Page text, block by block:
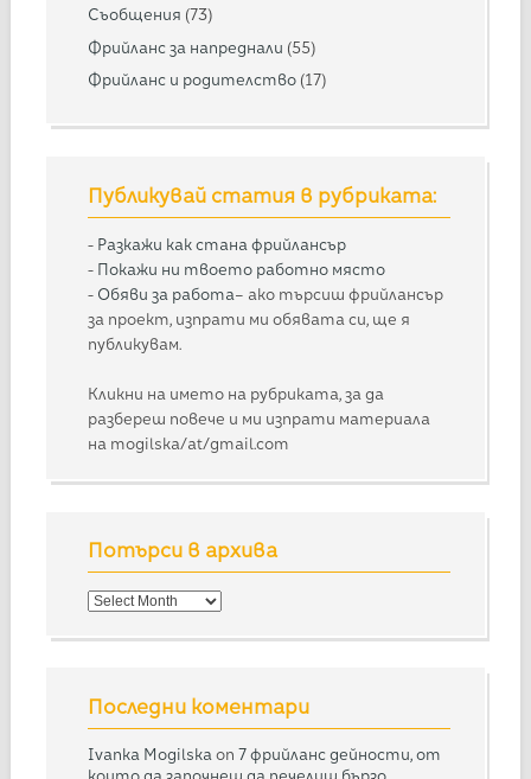
Съобщения (73)
Фрийланс за напреднали (55)
Фрийланс и родителство (17)
Публикувай статия в рубриката:
- Разкажи как стана фрийлансър
- Покажи ни твоето работно място
- Обяви за работа– ако търсиш фрийлансър
за проект, изпрати ми обявата си, ще я
публикувам.
Кликни на името на рубриката, за да
разбереш повече и ми изпрати материала
на mogilska/at/gmail.com
Потърси в архива
Потърси
Последни коментари
Ivanka Mogilskaon7 фрийланс дейности, от